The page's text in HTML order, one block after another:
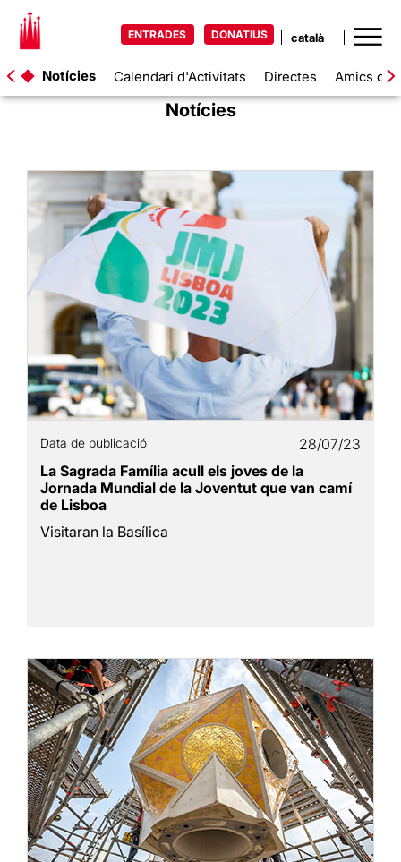
ENTRADES DONATIUS
Notícies Calendari d'Activitats Directes Amics de
Notícies
Data de publicació
28/07/23
La Sagrada Família acull els joves de la
Jornada Mundial de la Joventut que van camí
de Lisboa
Visitaran la Basílica